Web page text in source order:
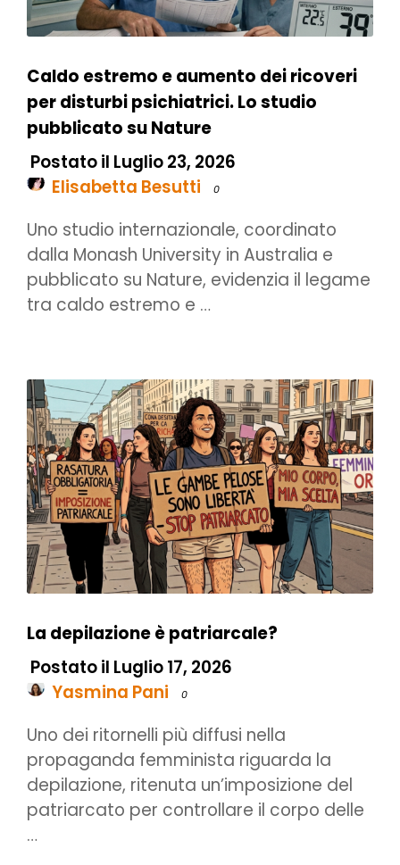
Caldo estremo e aumento dei ricoveri
per disturbi psichiatrici. Lo studio
pubblicato su Nature
Postato il Luglio 23, 2026
Elisabetta Besutti
0
Uno studio internazionale, coordinato
dalla Monash University in Australia e
pubblicato su Nature, evidenzia il legame
tra caldo estremo e …
La depilazione è patriarcale?
Postato il Luglio 17, 2026
Yasmina Pani
0
Uno dei ritornelli più diffusi nella
propaganda femminista riguarda la
depilazione, ritenuta un’imposizione del
patriarcato per controllare il corpo delle
…